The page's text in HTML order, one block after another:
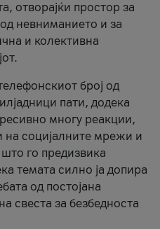
отворајќи простор за
невниманието и за
и колективна
број од
пати, додека
многу реакции,
на социјалните мрежи и
го предизвика
темата силно ја допира
од постојана
свеста за безбедноста